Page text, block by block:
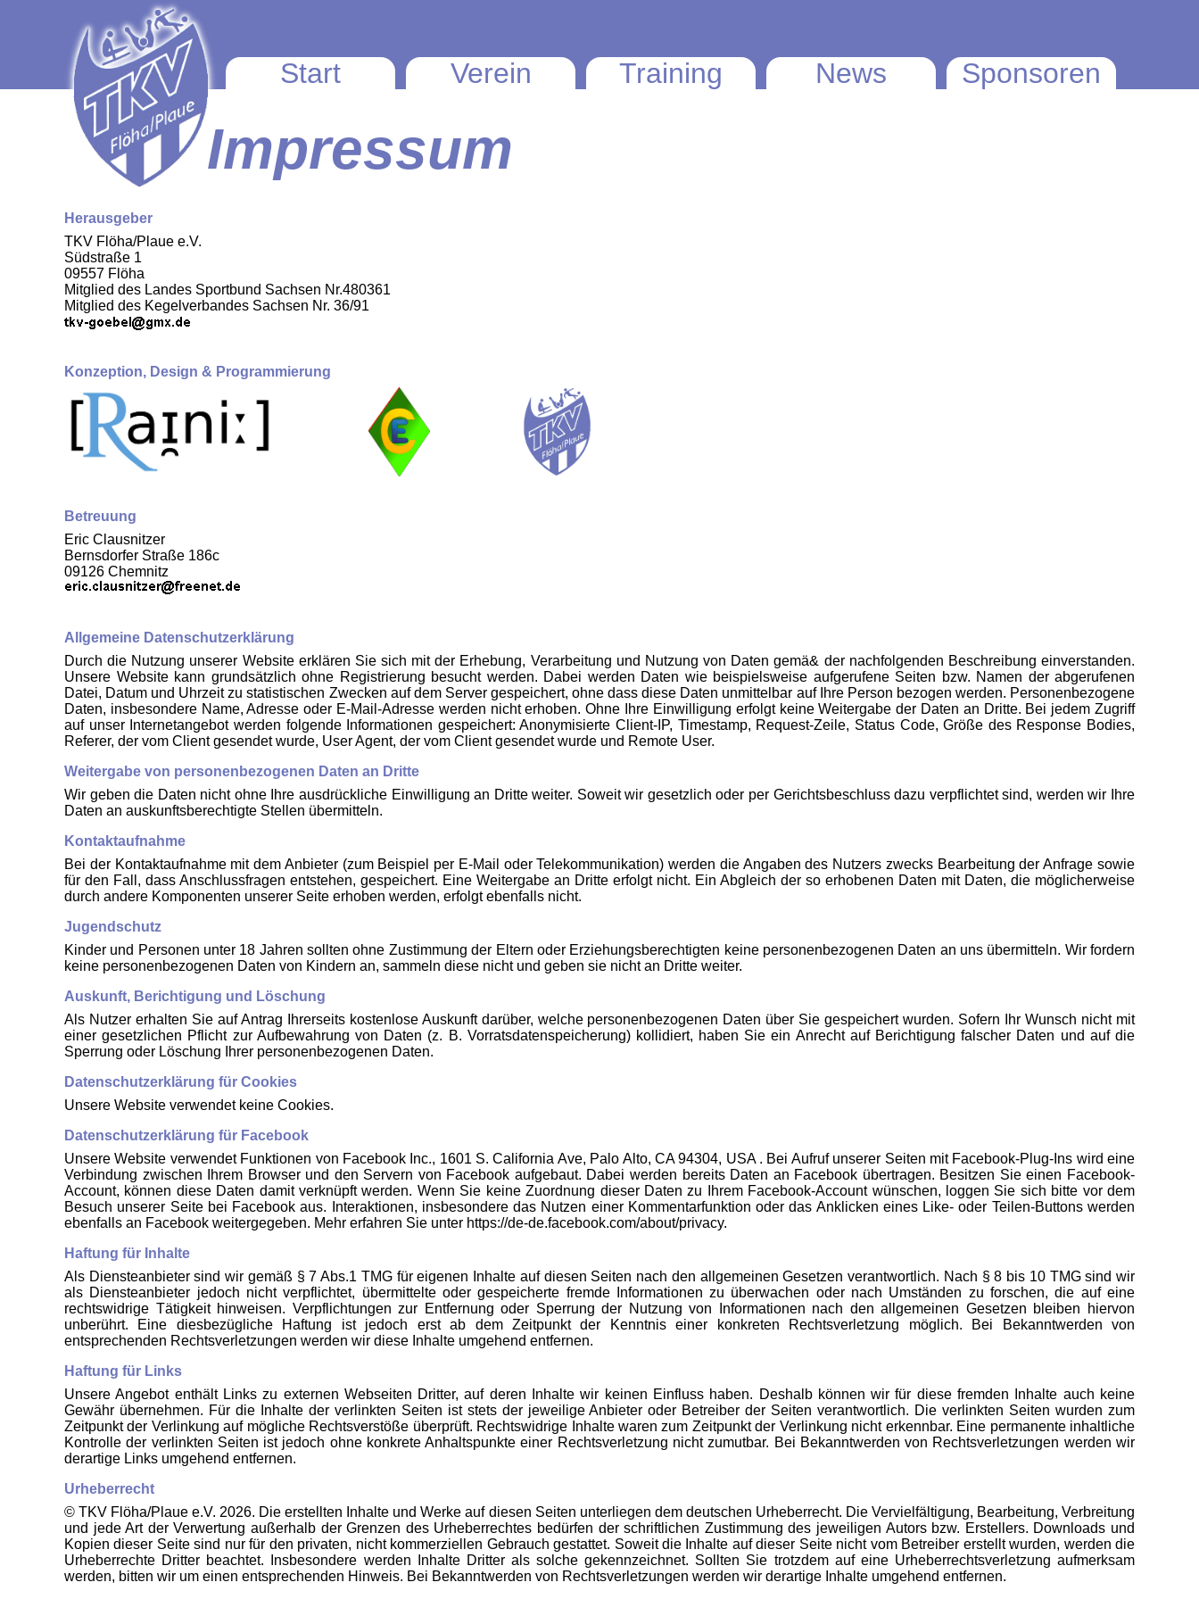
Start Verein Training News Sponsoren
Impressum
Herausgeber
TKV Flöha/Plaue e.V.
Südstraße 1
09557 Flöha
Mitglied des Landes Sportbund Sachsen Nr.480361
Mitglied des Kegelverbandes Sachsen Nr. 36/91
Konzeption, Design & Programmierung
Betreuung
Eric Clausnitzer
Bernsdorfer Straße 186c
09126 Chemnitz
Allgemeine Datenschutzerklärung
Durch die Nutzung unserer Website erklären Sie sich mit der Erhebung, Verarbeitung und Nutzung von Daten gemä& der nachfolgenden Beschreibung einverstanden.
Unsere Website kann grundsätzlich ohne Registrierung besucht werden. Dabei werden Daten wie beispielsweise aufgerufene Seiten bzw. Namen der abgerufenen
Datei, Datum und Uhrzeit zu statistischen Zwecken auf dem Server gespeichert, ohne dass diese Daten unmittelbar auf Ihre Person bezogen werden. Personenbezogene
Daten, insbesondere Name, Adresse oder E-Mail-Adresse werden nicht erhoben. Ohne Ihre Einwilligung erfolgt keine Weitergabe der Daten an Dritte. Bei jedem Zugriff
auf unser Internetangebot werden folgende Informationen gespeichert: Anonymisierte Client-IP, Timestamp, Request-Zeile, Status Code, Größe des Response Bodies,
Referer, der vom Client gesendet wurde, User Agent, der vom Client gesendet wurde und Remote User.
Weitergabe von personenbezogenen Daten an Dritte
Wir geben die Daten nicht ohne Ihre ausdrückliche Einwilligung an Dritte weiter. Soweit wir gesetzlich oder per Gerichtsbeschluss dazu verpflichtet sind, werden wir Ihre
Daten an auskunftsberechtigte Stellen übermitteln.
Kontaktaufnahme
Bei der Kontaktaufnahme mit dem Anbieter (zum Beispiel per E-Mail oder Telekommunikation) werden die Angaben des Nutzers zwecks Bearbeitung der Anfrage sowie
für den Fall, dass Anschlussfragen entstehen, gespeichert. Eine Weitergabe an Dritte erfolgt nicht. Ein Abgleich der so erhobenen Daten mit Daten, die möglicherweise
durch andere Komponenten unserer Seite erhoben werden, erfolgt ebenfalls nicht.
Jugendschutz
Kinder und Personen unter 18 Jahren sollten ohne Zustimmung der Eltern oder Erziehungsberechtigten keine personenbezogenen Daten an uns übermitteln. Wir fordern
keine personenbezogenen Daten von Kindern an, sammeln diese nicht und geben sie nicht an Dritte weiter.
Auskunft, Berichtigung und Löschung
Als Nutzer erhalten Sie auf Antrag Ihrerseits kostenlose Auskunft darüber, welche personenbezogenen Daten über Sie gespeichert wurden. Sofern Ihr Wunsch nicht mit
einer gesetzlichen Pflicht zur Aufbewahrung von Daten (z. B. Vorratsdatenspeicherung) kollidiert, haben Sie ein Anrecht auf Berichtigung falscher Daten und auf die
Sperrung oder Löschung Ihrer personenbezogenen Daten.
Datenschutzerklärung für Cookies
Unsere Website verwendet keine Cookies.
Datenschutzerklärung für Facebook
Unsere Website verwendet Funktionen von Facebook Inc., 1601 S. California Ave, Palo Alto, CA 94304, USA . Bei Aufruf unserer Seiten mit Facebook-Plug-Ins wird eine
Verbindung zwischen Ihrem Browser und den Servern von Facebook aufgebaut. Dabei werden bereits Daten an Facebook übertragen. Besitzen Sie einen Facebook-
Account, können diese Daten damit verknüpft werden. Wenn Sie keine Zuordnung dieser Daten zu Ihrem Facebook-Account wünschen, loggen Sie sich bitte vor dem
Besuch unserer Seite bei Facebook aus. Interaktionen, insbesondere das Nutzen einer Kommentarfunktion oder das Anklicken eines Like- oder Teilen-Buttons werden
ebenfalls an Facebook weitergegeben. Mehr erfahren Sie unter https://de-de.facebook.com/about/privacy.
Haftung für Inhalte
Als Diensteanbieter sind wir gemäß § 7 Abs.1 TMG für eigenen Inhalte auf diesen Seiten nach den allgemeinen Gesetzen verantwortlich. Nach § 8 bis 10 TMG sind wir
als Diensteanbieter jedoch nicht verpflichtet, übermittelte oder gespeicherte fremde Informationen zu überwachen oder nach Umständen zu forschen, die auf eine
rechtswidrige Tätigkeit hinweisen. Verpflichtungen zur Entfernung oder Sperrung der Nutzung von Informationen nach den allgemeinen Gesetzen bleiben hiervon
unberührt. Eine diesbezügliche Haftung ist jedoch erst ab dem Zeitpunkt der Kenntnis einer konkreten Rechtsverletzung möglich. Bei Bekanntwerden von
entsprechenden Rechtsverletzungen werden wir diese Inhalte umgehend entfernen.
Haftung für Links
Unsere Angebot enthält Links zu externen Webseiten Dritter, auf deren Inhalte wir keinen Einfluss haben. Deshalb können wir für diese fremden Inhalte auch keine
Gewähr übernehmen. Für die Inhalte der verlinkten Seiten ist stets der jeweilige Anbieter oder Betreiber der Seiten verantwortlich. Die verlinkten Seiten wurden zum
Zeitpunkt der Verlinkung auf mögliche Rechtsverstöße überprüft. Rechtswidrige Inhalte waren zum Zeitpunkt der Verlinkung nicht erkennbar. Eine permanente inhaltliche
Kontrolle der verlinkten Seiten ist jedoch ohne konkrete Anhaltspunkte einer Rechtsverletzung nicht zumutbar. Bei Bekanntwerden von Rechtsverletzungen werden wir
derartige Links umgehend entfernen.
Urheberrecht
© TKV Flöha/Plaue e.V. 2026. Die erstellten Inhalte und Werke auf diesen Seiten unterliegen dem deutschen Urheberrecht. Die Vervielfältigung, Bearbeitung, Verbreitung
und jede Art der Verwertung außerhalb der Grenzen des Urheberrechtes bedürfen der schriftlichen Zustimmung des jeweiligen Autors bzw. Erstellers. Downloads und
Kopien dieser Seite sind nur für den privaten, nicht kommerziellen Gebrauch gestattet. Soweit die Inhalte auf dieser Seite nicht vom Betreiber erstellt wurden, werden die
Urheberrechte Dritter beachtet. Insbesondere werden Inhalte Dritter als solche gekennzeichnet. Sollten Sie trotzdem auf eine Urheberrechtsverletzung aufmerksam
werden, bitten wir um einen entsprechenden Hinweis. Bei Bekanntwerden von Rechtsverletzungen werden wir derartige Inhalte umgehend entfernen.